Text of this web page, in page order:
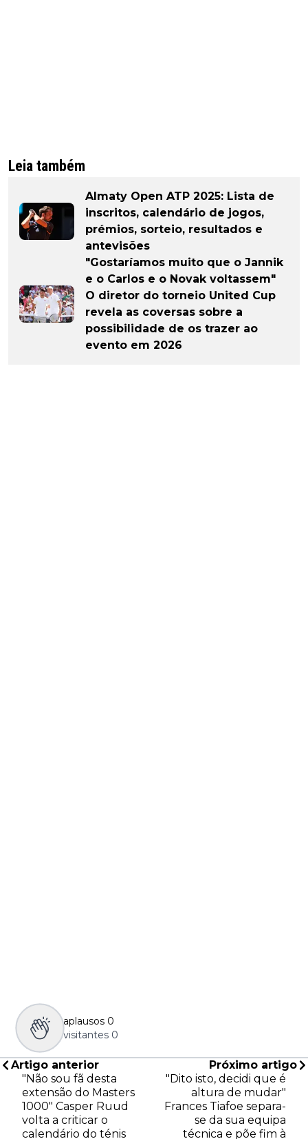
Leia também
Almaty Open ATP 2025: Lista de
inscritos, calendário de jogos,
prémios, sorteio, resultados e
antevisões
"Gostaríamos muito que o Jannik
e o Carlos e o Novak voltassem"
O diretor do torneio United Cup
revela as coversas sobre a
possibilidade de os trazer ao
evento em 2026
aplausos 0
visitantes 0
Artigo anterior
"Não sou fã desta
extensão do Masters
1000" Casper Ruud
volta a criticar o
calendário do ténis
Próximo artigo
"Dito isto, decidi que é
altura de mudar"
Frances Tiafoe separa-
se da sua equipa
técnica e põe fim à